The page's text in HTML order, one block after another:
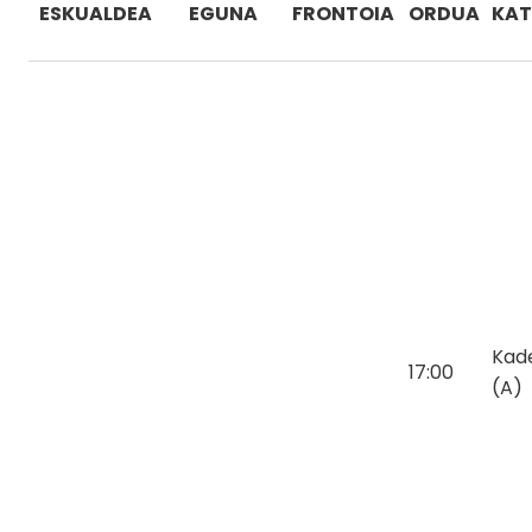
ESKUALDEA EGUNA FRONTOIA ORDUA
17:00
(A)